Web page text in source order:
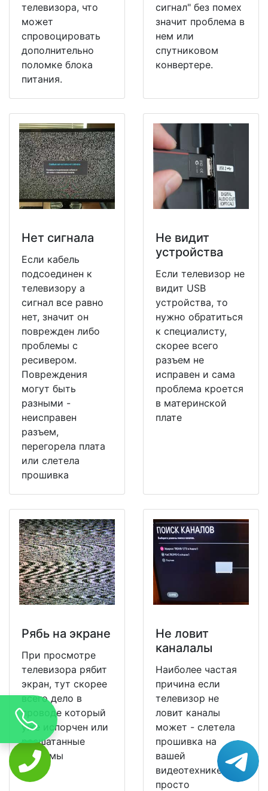
телевизора, что
может
спровоцировать
дополнительно
поломке блока
питания.
сигнал" без помех
значит проблема в
нем или
спутниковом
конвертере.
Нет сигнала
Если кабель
подсоединен к
телевизору а
сигнал все равно
нет, значит он
поврежден либо
проблемы с
ресивером.
Повреждения
могут быть
разными -
неисправен
разъем,
перегорела плата
или слетела
прошивка
Не видит
устройства
Если телевизор не
видит USB
устройства, то
нужно обратиться
к специалисту,
скорее всего
разъем не
исправен и сама
проблема кроется
в материнской
плате
Рябь на экране
При просмотре
телевизора рябит
экран, тут скорее
всего дело в
проводе который
уже испорчен или
расшатанные
разъемы
Не ловит
каналалы
Наиболее частая
причина если
телевизор не
ловит каналы
может - слетела
прошивка на
вашей
видеотехнике и ее
просто